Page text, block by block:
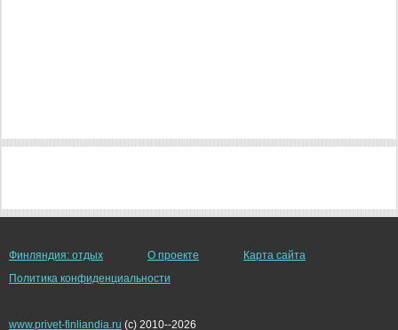
Финляндия: отдых О проекте
Карта сайта
Политика конфиденциальности
www.privet-finliandia.ru (c) 2010--2026